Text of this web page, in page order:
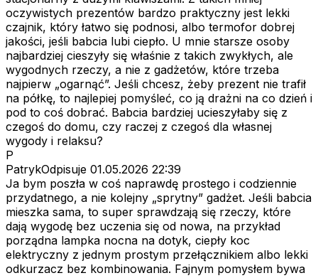
oczywistych prezentów bardzo praktyczny jest lekki
czajnik, który łatwo się podnosi, albo termofor dobrej
jakości, jeśli babcia lubi ciepło. U mnie starsze osoby
najbardziej cieszyły się właśnie z takich zwykłych, ale
wygodnych rzeczy, a nie z gadżetów, które trzeba
najpierw „ogarnąć”. Jeśli chcesz, żeby prezent nie trafił
na półkę, to najlepiej pomyśleć, co ją drażni na co dzień i
pod to coś dobrać. Babcia bardziej ucieszyłaby się z
czegoś do domu, czy raczej z czegoś dla własnej
wygody i relaksu?
P
PatrykOdpisuje 01.05.2026 22:39
Ja bym poszła w coś naprawdę prostego i codziennie
przydatnego, a nie kolejny „sprytny” gadżet. Jeśli babcia
mieszka sama, to super sprawdzają się rzeczy, które
dają wygodę bez uczenia się od nowa, na przykład
porządna lampka nocna na dotyk, ciepły koc
elektryczny z jednym prostym przełącznikiem albo lekki
odkurzacz bez kombinowania. Fajnym pomysłem bywa